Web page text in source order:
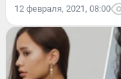
12 февраля, 2021, 08:00